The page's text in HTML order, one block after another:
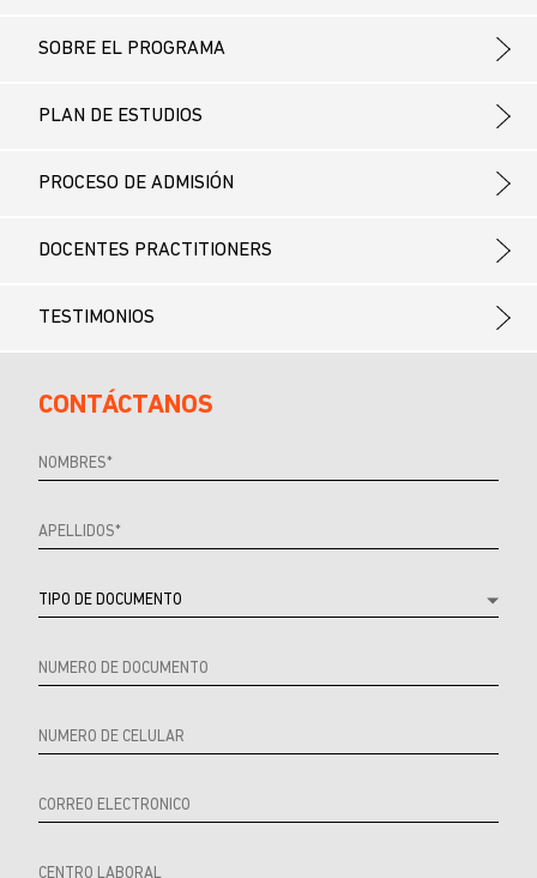
SOBRE EL PROGRAMA
PLAN DE ESTUDIOS
PROCESO DE ADMISIÓN
DOCENTES PRACTITIONERS
TESTIMONIOS
CONTÁCTANOS
Referrer
URL
URL
Referrer
Producto